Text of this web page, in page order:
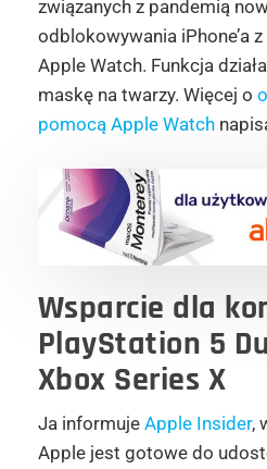
związanych z pandemią
odblokowywania iPhone’a
Apple Watch. Funkcja
maskę na twarzy. Więcej o
pomocą Apple Watch
Wsparcie dla
PlayStation 5
Xbox Series X
Ja informuje Apple Insider,
Apple jest gotowe do